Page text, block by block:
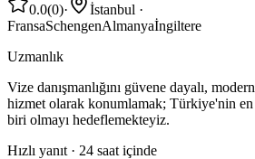
0.0(0)· İstanbul ·
FransaSchengenAlmanyaİngiltere
Uzmanlık
Vize danışmanlığını güvene dayalı,
hizmet olarak konumlamak; Türkiye'nin
biri olmayı hedeflemekteyiz.
Hızlı yanıt · 24 saat içinde